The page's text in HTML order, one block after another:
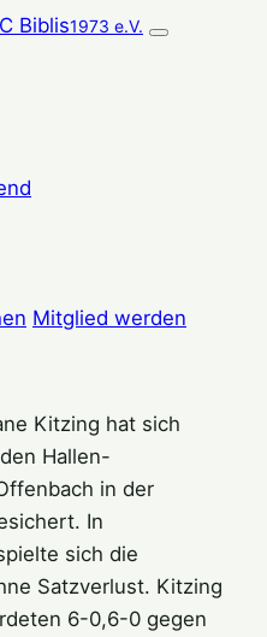
Biblis1973 e.V.
Mitglied werden
Kitzing hat sich
Hallen-
in der
In
sich die
Satzverlust. Kitzing
6-0,6-0 gegen